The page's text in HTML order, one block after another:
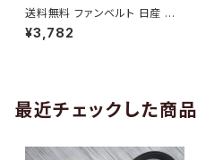
送料無料 ファンベルト 日産 キ
ューブ 型式Z12 H20.11～H24.
10 （国内トップメーカー） 1本 H
¥3,782
最近チェックした商品